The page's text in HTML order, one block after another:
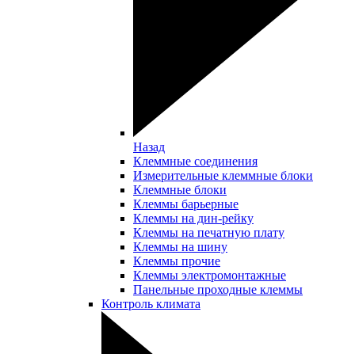
Назад
Клеммные соединения
Измерительные клеммные блоки
Клеммные блоки
Клеммы барьерные
Клеммы на дин-рейку
Клеммы на печатную плату
Клеммы на шину
Клеммы прочие
Клеммы электромонтажные
Панельные проходные клеммы
Контроль климата